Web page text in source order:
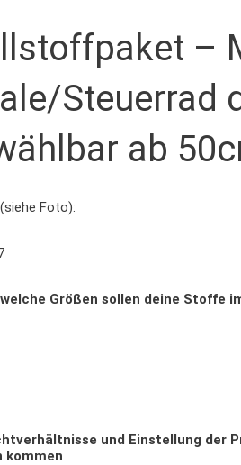
–
Steuerrad
ab
Foto):
Größen sollen deine Stoffe
und Einstellung der
kommen